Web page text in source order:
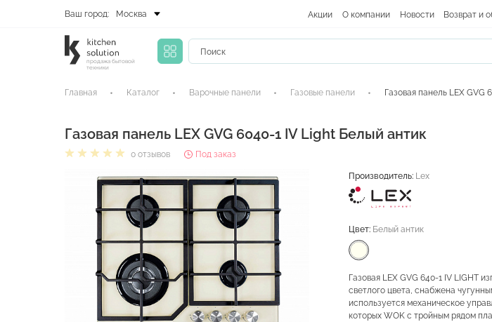
Ваш город: Москва Акции О компании Новости Возврат и
продажа бытовой
техники
Главная Каталог Варочные панели Газовые панели Газовая панель LEX GVG
Газовая панель LEX GVG 6040-1 IV Light Белый антик
0 отзывов Под заказ
Производитель: Lex
Цвет: Белый антик
Газовая LEX GVG 640-1 IV LIGHT
светлого цвета, снабжена
используется механическое
которых WOK с тройным рядом